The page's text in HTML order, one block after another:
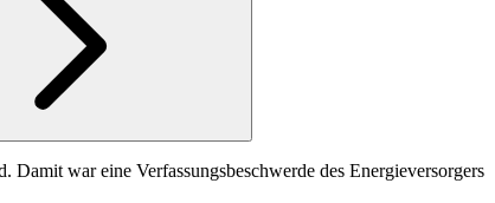
Damit war eine Verfassungsbeschwerde des Energieversorgers